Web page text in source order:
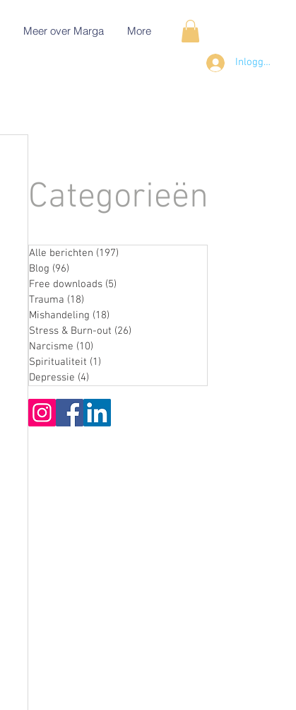
Meer over Marga More
Inloggen
Categorieën
Alle berichten (197)
Blog (96)
Free downloads (5)
Trauma (18)
Mishandeling (18)
Stress & Burn-out (26)
Narcisme (10)
Spiritualiteit (1)
Depressie (4)